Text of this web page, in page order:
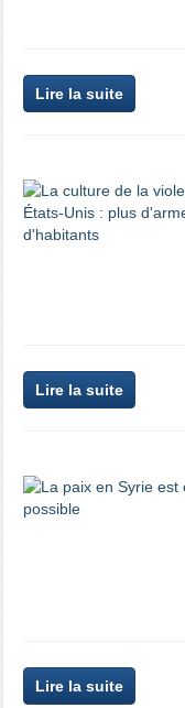
Lire la suite
Lire la suite
Lire la suite